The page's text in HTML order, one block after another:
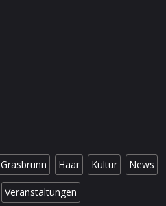
Grasbrunn Haar Kultur News
Veranstaltungen